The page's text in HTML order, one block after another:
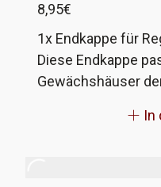
8,95€
1x Endkappe für
Diese Endkappe
Gewächshäuser
eine Seite etwa
In